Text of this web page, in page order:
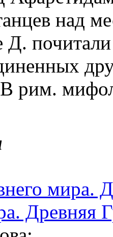
над
рим.
мира.
Древняя